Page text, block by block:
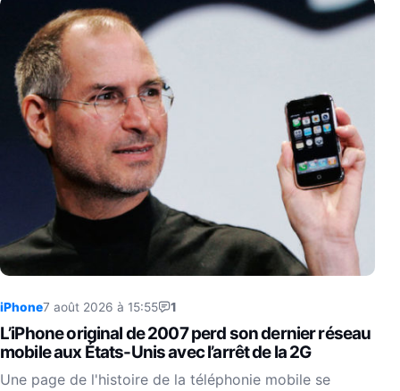
iPhone7 août 2026 à 15:55 1
L’iPhone original de 2007 perd son dernier réseau
mobile aux États-Unis avec l’arrêt de la 2G
Une page de l'histoire de la téléphonie mobile se